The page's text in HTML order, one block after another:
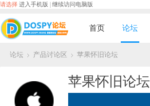
请选择 进入手机版 继续访问电脑版
首页 论坛
论坛 产品讨论区 苹果怀旧论坛
苹果怀旧论坛